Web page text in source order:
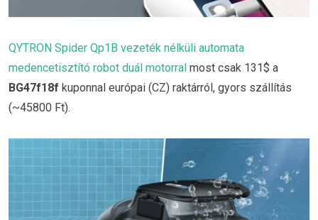
QYTRON Spider Qp1B vezeték nélküli automata
medencetisztító robot duál motorral most csak 131$ a
BG47f18f kuponnal európai (CZ) raktárról, gyors szállítás
(~45800 Ft).